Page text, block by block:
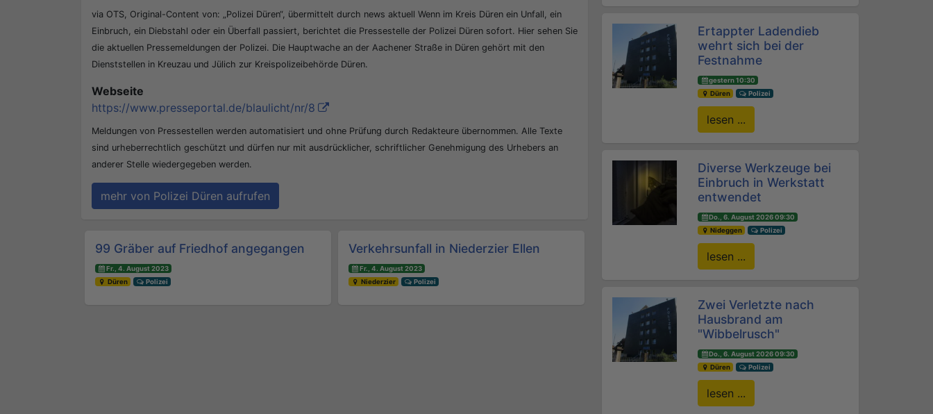
via OTS, Original-Content von: „Polizei Düren“, übermittelt durch news aktuell Wenn im Kreis Düren ein Unfall, ein
Einbruch, ein Diebstahl oder ein Überfall passiert, berichtet die Pressestelle der Polizei Düren sofort. Hier sehen Sie
die aktuellen Pressemeldungen der Polizei. Die Hauptwache an der Aachener Straße in Düren gehört mit den
Dienststellen in Kreuzau und Jülich zur Kreispolizeibehörde Düren.
Webseite
https://www.presseportal.de/blaulicht/nr/8
Meldungen von Pressestellen werden automatisiert und ohne Prüfung durch Redakteure übernommen. Alle Texte
sind urheberrechtlich geschützt und dürfen nur mit ausdrücklicher, schriftlicher Genehmigung des Urhebers an
anderer Stelle wiedergegeben werden.
mehr von Polizei Düren aufrufen
Beitrags-Navigation
99 Gräber auf Friedhof angegangen
Fr., 4. August 2023
Düren
Polizei
Verkehrsunfall in Niederzier Ellen
Fr., 4. August 2023
Niederzier
Polizei
Ertappter Ladendieb
wehrt sich bei der
Festnahme
gestern 10:30
Düren
Polizei
lesen ...
Diverse Werkzeuge bei
Einbruch in Werkstatt
entwendet
Do., 6. August 2026 09:30
Nideggen
Polizei
lesen ...
Zwei Verletzte nach
Hausbrand am
"Wibbelrusch"
Do., 6. August 2026 09:30
Düren
Polizei
lesen ...